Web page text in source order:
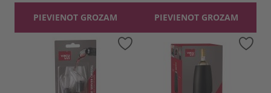
PIEVIENOT GROZAM PIEVIENOT GROZAM
Pievienot vēlmju sarakstam